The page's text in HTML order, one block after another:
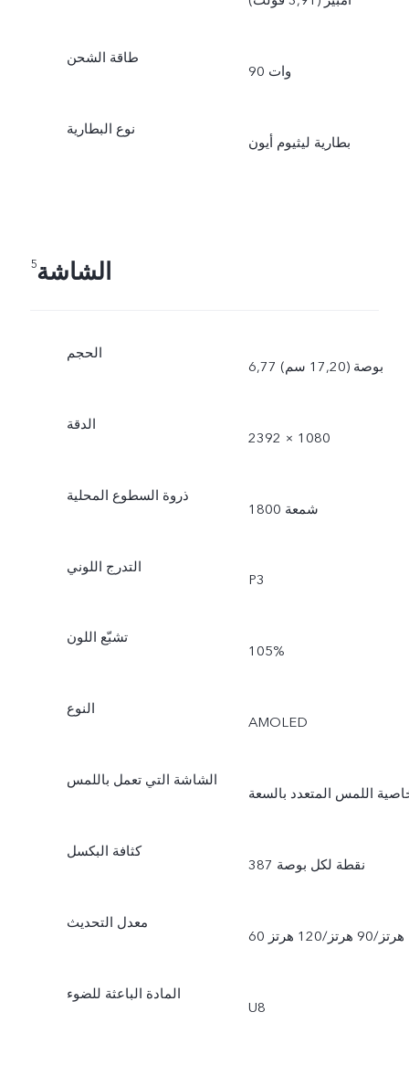
طاقة الشحن
90 وات
نوع البطارية
بطارية ليثيوم أيون
الشاشة5
الحجم
6,77 بوصة (17,20 سم)
الدقة
2392 × 1080
ذروة السطوع المحلية
1800 شمعة
التدرج اللوني
P3
تشبّع اللون
105%
النوع
AMOLED
الشاشة التي تعمل باللمس
اللمس المتعدد بالسعة
كثافة البكسل
387 نقطة لكل بوصة
معدل التحديث
60 هرتز/90 هرتز/120 هرتز
المادة الباعثة للضوء
U8